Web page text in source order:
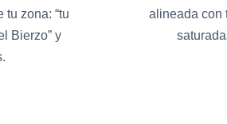
tu zona: “tu
Bierzo” y
alineada con